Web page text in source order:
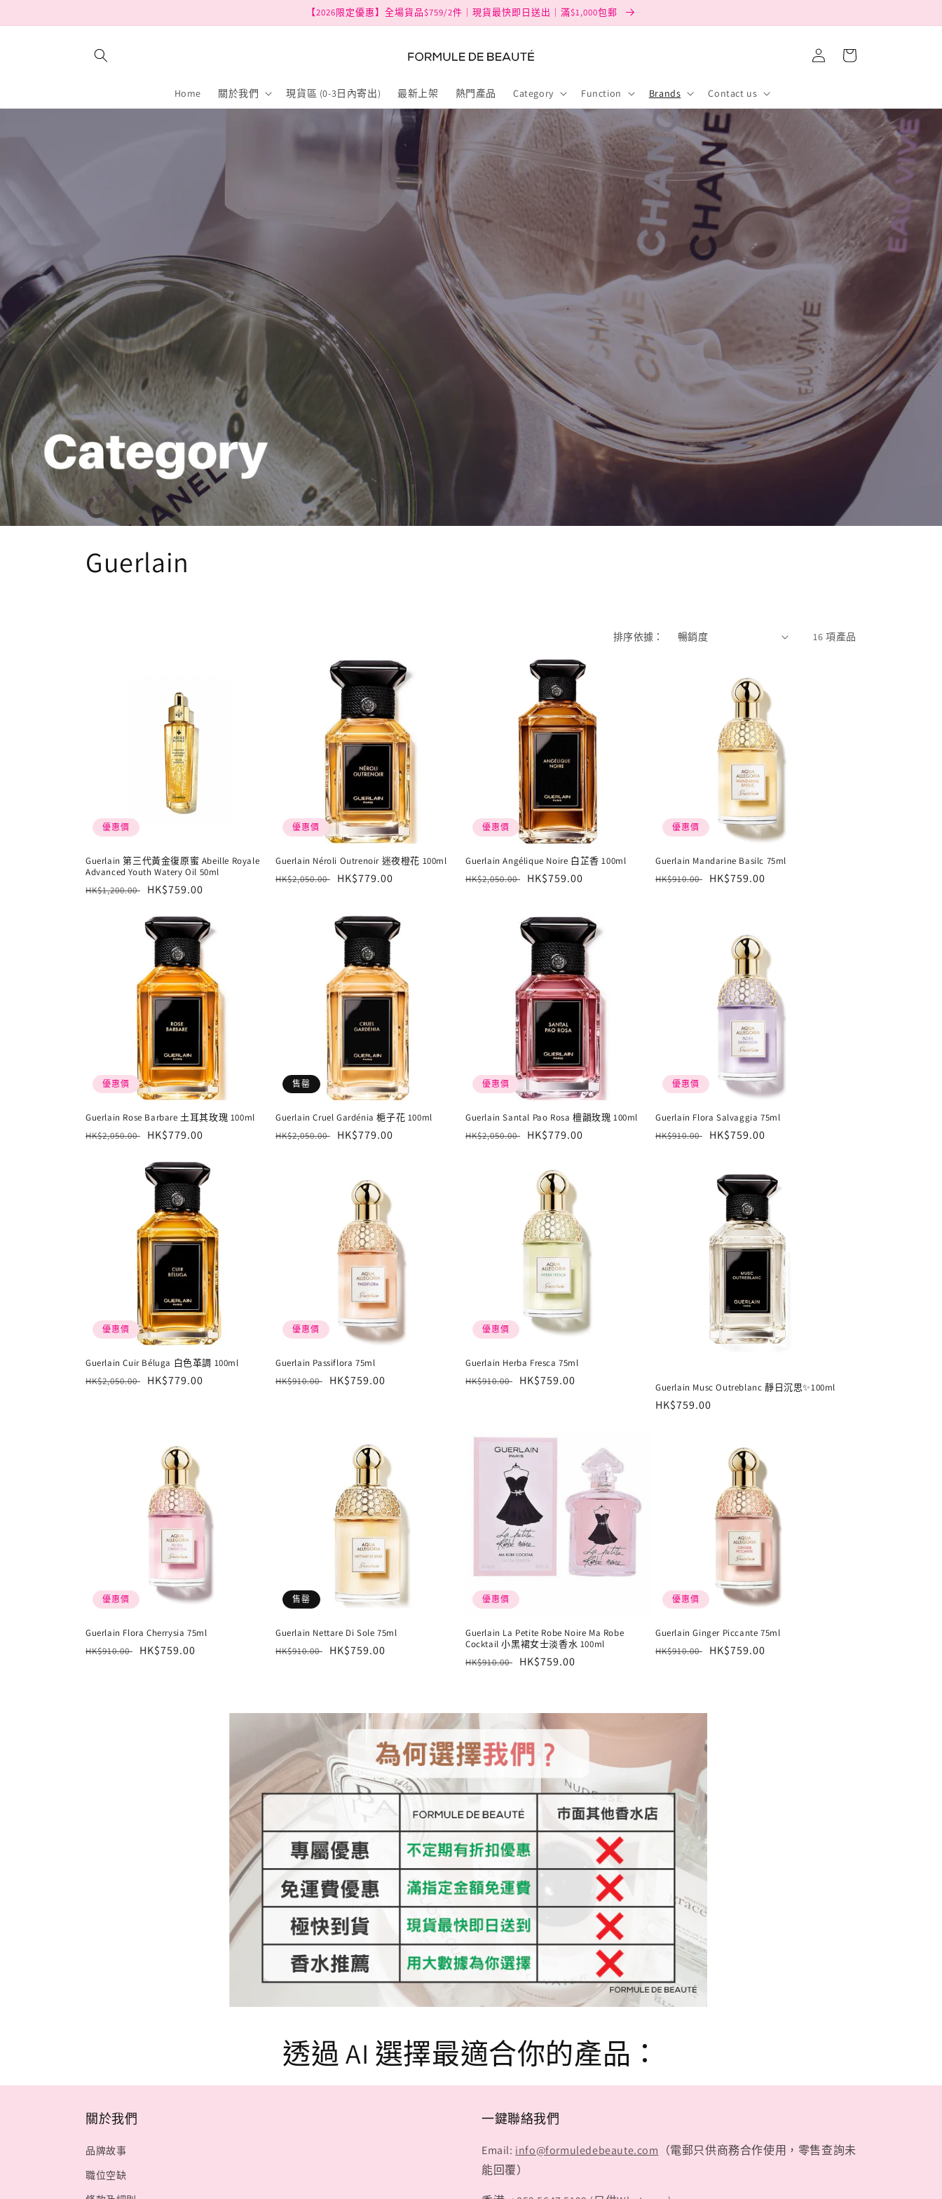
【2026限定優惠】全場貨品$759/2件｜現貨最快即日送出｜滿$1,000包郵
Home 關於我們 現貨區 (0-3日內寄出) 最新上架 熱門產品 Category Function Brands Contact us
登
入
物
商
Guerlain
排序依據： 16 項產品
優惠價
Guerlain 第三代黃金復原蜜 Abeille Royale
Advanced Youth Watery Oil 50ml
定
HK$1,200.00
售
HK$759.00
優惠價
Guerlain Néroli Outrenoir 迷夜橙花 100ml
定
HK$2,050.00
售
HK$779.00
優惠價
Guerlain Angélique Noire 白芷香 100ml
定
HK$2,050.00
售
HK$759.00
優惠價
Guerlain Mandarine Basilc 75ml
定
HK$910.00
售
HK$759.00
優惠價
Guerlain Rose Barbare 土耳其玫瑰 100ml
定
HK$2,050.00
售
HK$779.00
售罄
Guerlain Cruel Gardénia 梔子花 100ml
定
HK$2,050.00
售
HK$779.00
優惠價
Guerlain Santal Pao Rosa 檀韻玫瑰 100ml
定
HK$2,050.00
售
HK$779.00
優惠價
Guerlain Flora Salvaggia 75ml
定
HK$910.00
售
HK$759.00
優惠價
Guerlain Cuir Béluga 白色革調 100ml
定
HK$2,050.00
售
HK$779.00
優惠價
Guerlain Passiflora 75ml
定
HK$910.00
售
HK$759.00
優惠價
Guerlain Herba Fresca 75ml
定
HK$910.00
售
HK$759.00
Guerlain Musc Outreblanc 靜日沉思✨100ml
定
HK$759.00
優惠價
Guerlain Flora Cherrysia 75ml
定
HK$910.00
售
HK$759.00
售罄
Guerlain Nettare Di Sole 75ml
定
HK$910.00
售
HK$759.00
優惠價
Guerlain La Petite Robe Noire Ma Robe
Cocktail 小黑裙女士淡香水 100ml
定
HK$910.00
售
HK$759.00
優惠價
Guerlain Ginger Piccante 75ml
定
HK$910.00
售
HK$759.00
透過 AI 選擇最適合你的產品：
關於我們
品牌故事
職位空缺
一鍵聯絡我們
Email: info@formuledebeaute.com （電郵只供商務合作使用，零售查詢未
能回覆）